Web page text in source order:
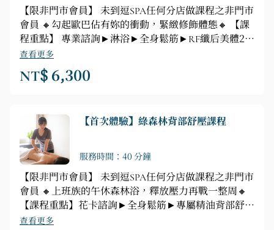
【限非門市會員】 未到逗SPA任何分店做課程之非門市
會員 🔸勾起歐巴佔有妳的衝動，緊緻修飾體態🔸 【課
程重點】 專業諮詢►淋浴►全身鬆筋►RF纖后美體20
分鐘 (手臂、腹部、大小腿擇一部位)►負離子岩盤浴
40分鐘+頭部釋壓按摩10分鐘
查看更多
NT$ 6,300
【首次體驗】綠森林背部舒壓課程
服務時間：40 分鐘
【限非門市會員】 未到逗SPA任何分店做課程之非門市
會員 🔸上班族的午休森林浴，釋放壓力再戰一整周🔸
【課程重點】花卡諮詢►全身鬆筋►專屬精油背部舒壓
按摩
查看更多